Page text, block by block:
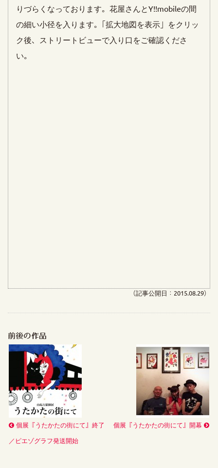
りづらくなっております。花屋さんとY!!mobileの間
の細い小径を入ります。「拡大地図を表示」をクリッ
ク後、ストリートビューで入り口をご確認くださ
い。
（記事公開日：2015.08.29）
前後の作品
個展『うたかたの街にて』終了
／ピエゾグラフ発送開始
個展『うたかたの街にて』開幕